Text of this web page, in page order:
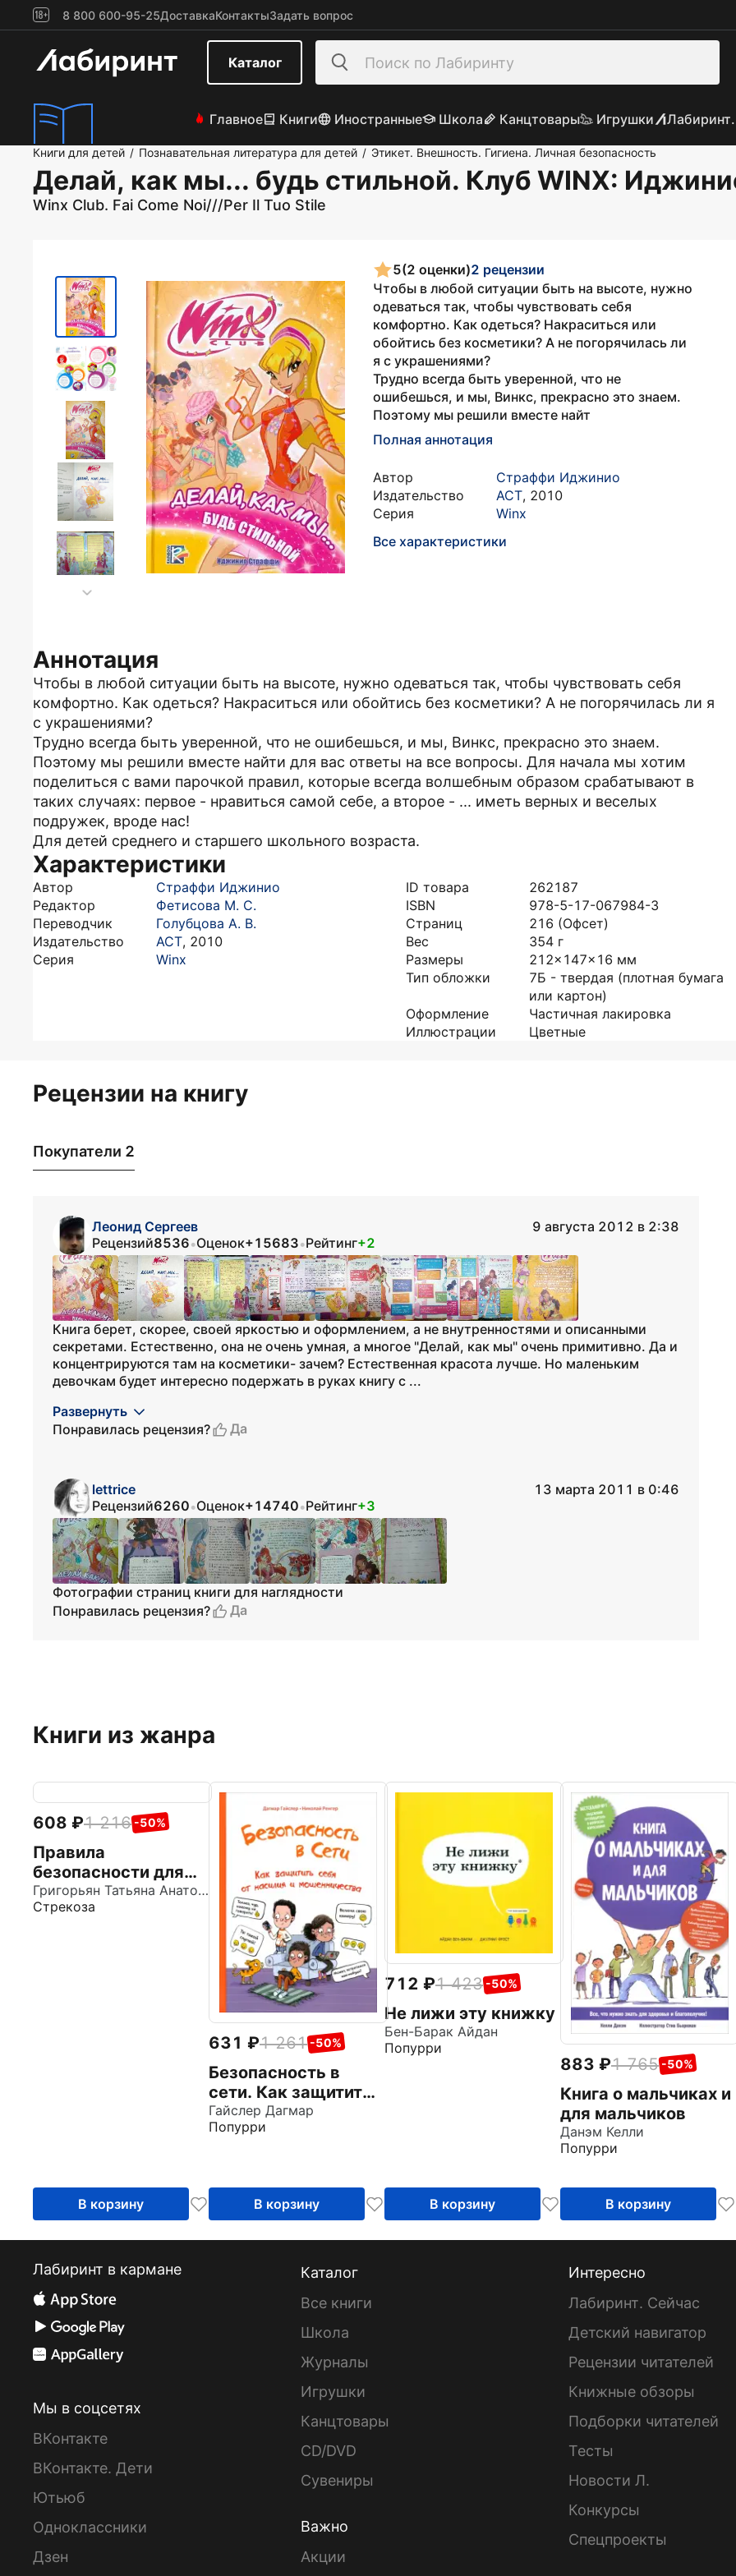
8 800 600-95-25ДоставкаКонтактыЗадать вопрос
Каталог
Главное Книги Иностранные Школа Канцтовары Игрушки
Книги для детей / Познавательная литература для детей / Этикет. Внешность. Гигиена. Личная безопасность
Делай, как мы... будь стильной. Клуб WINX:
Winx Club. Fai Come Noi///Per Il Tuo Stile
5(2 оценки)2 рецензии
Чтобы в любой ситуации быть на высоте, нужно
одеваться так, чтобы чувствовать себя
комфортно. Как одеться? Накраситься или
обойтись без косметики? А не погорячилась ли
я с украшениями?
Трудно всегда быть уверенной, что не
ошибешься, и мы, Винкс, прекрасно это знаем.
Поэтому мы решили вместе найт
Полная аннотация
Автор
Страффи Иджинио
Издательство
АСТ, 2010
Серия
Winx
Все характеристики
Аннотация
Чтобы в любой ситуации быть на высоте, нужно одеваться так, чтобы чувствовать себя
комфортно. Как одеться? Накраситься или обойтись без косметики? А не погорячилась ли я
с украшениями?
Трудно всегда быть уверенной, что не ошибешься, и мы, Винкс, прекрасно это знаем.
Поэтому мы решили вместе найти для вас ответы на все вопросы. Для начала мы хотим
поделиться с вами парочкой правил, которые всегда волшебным образом срабатывают в
таких случаях: первое - нравиться самой себе, а второе - ... иметь верных и веселых
подружек, вроде нас!
Для детей среднего и старшего школьного возраста.
Характеристики
Автор
Страффи Иджинио
Редактор
Фетисова М. С.
Переводчик
Голубцова А. В.
Издательство
АСТ, 2010
Серия
Winx
ID товара
262187
ISBN
978-5-17-067984-3
Страниц
216 (Офсет)
Вес
354 г
Размеры
212x147x16 мм
Тип обложки
7Б - твердая (плотная бумага
или картон)
Оформление
Частичная лакировка
Иллюстрации
Цветные
Рецензии на книгу
Покупатели 2
Леонид Сергеев
9 августа 2012 в 2:38
Рецензий8536•Оценок+15683•Рейтинг+2
Книга берет, скорее, своей яркостью и оформлением, а не внутренностями и описанными
секретами. Естественно, она не очень умная, а многое "Делай, как мы" очень примитивно. Да и
концентрируются там на косметики- зачем? Естественная красота лучше. Но маленьким
девочкам будет интересно подержать в руках книгу с ...
Развернуть
Понравилась рецензия?
Да
lettrice
13 марта 2011 в 0:46
Рецензий6260•Оценок+14740•Рейтинг+3
Фотографии страниц книги для наглядности
Понравилась рецензия?
Да
Книги из жанра
608 1 216 -50%
Правила
безопасности для
маленьких детей
Григорьян Татьяна Анатольевна
Стрекоза
В корзину
631 1 261 -50%
Безопасность в
сети. Как защитить
себя от насилия и
мошенничества
Гайслер Дагмар
Попурри
В корзину
712 1 423 -50%
Не лижи эту книжку
Бен-Барак Айдан
Попурри
В корзину
883 1 765 -50%
Книга о мальчиках и
для мальчиков
Данэм Келли
Попурри
В корзину
Лабиринт в кармане
Мы в соцсетях
ВКонтакте
ВКонтакте. Дети
Ютьюб
Одноклассники
Дзен
Каталог
Все книги
Школа
Журналы
Игрушки
Канцтовары
CD/DVD
Сувениры
Важно
Акции
Интересно
Лабиринт. Сейчас
Детский навигатор
Рецензии читателей
Книжные обзоры
Подборки читателей
Тесты
Новости Л.
Конкурсы
Спецпроекты